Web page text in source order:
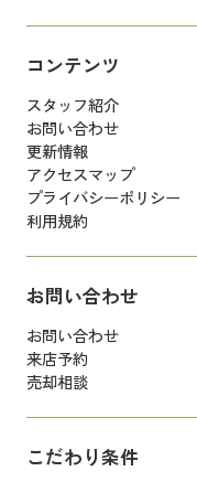
コンテンツ
スタッフ紹介
お問い合わせ
更新情報
アクセスマップ
プライバシーポリシー
利用規約
お問い合わせ
お問い合わせ
来店予約
売却相談
こだわり条件